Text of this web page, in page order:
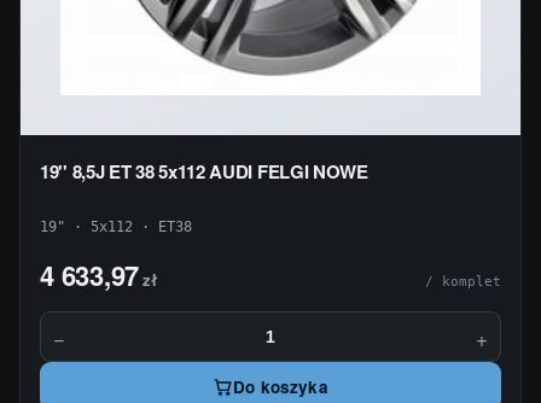
19'' 8,5J ET 38 5x112 AUDI FELGI NOWE
19" · 5x112 · ET38
4 633,97zł / komplet
− +
Do koszyka